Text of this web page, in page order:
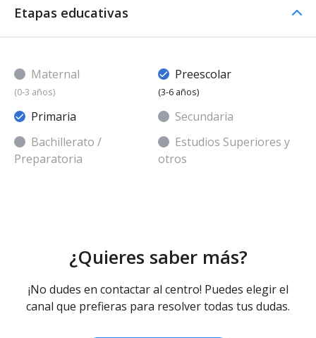
Etapas educativas
Maternal
(0-3 años)
Preescolar
(3-6 años)
Primaria
Secundaria
Bachillerato /
Preparatoria
Estudios Superiores y
otros
¿Quieres saber más?
¡No dudes en contactar al centro! Puedes elegir el
canal que prefieras para resolver todas tus dudas.